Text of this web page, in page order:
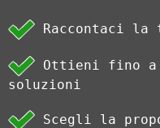
Raccontaci la
Ottieni fino a
soluzioni
Scegli la